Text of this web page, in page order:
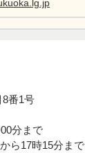
8番1号
分まで
ら17時15分まで